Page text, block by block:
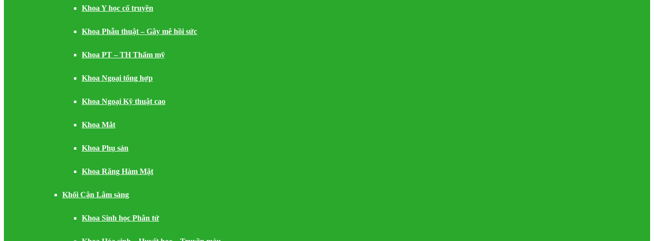
Khoa Y học cổ truyền
Khoa Phẫu thuật – Gây mê hồi sức
Khoa PT – TH Thẩm mỹ
Khoa Ngoại tổng hợp
Khoa Ngoại Kỹ thuật cao
Khoa Mắt
Khoa Phụ sản
Khoa Răng Hàm Mặt
Khối Cận Lâm sàng
Khoa Sinh học Phân tử